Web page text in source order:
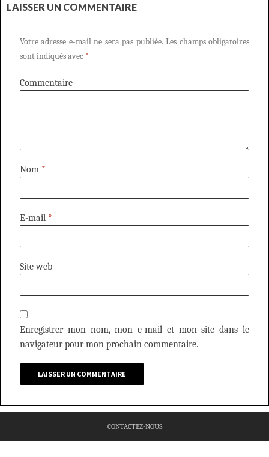
LAISSER UN COMMENTAIRE
Votre adresse e-mail ne sera pas publiée. Les champs obligatoires
sont indiqués avec *
Commentaire
Nom *
E-mail *
Site web
Enregistrer mon nom, mon e-mail et mon site dans le
navigateur pour mon prochain commentaire.
CONTACTEZ-NOUS